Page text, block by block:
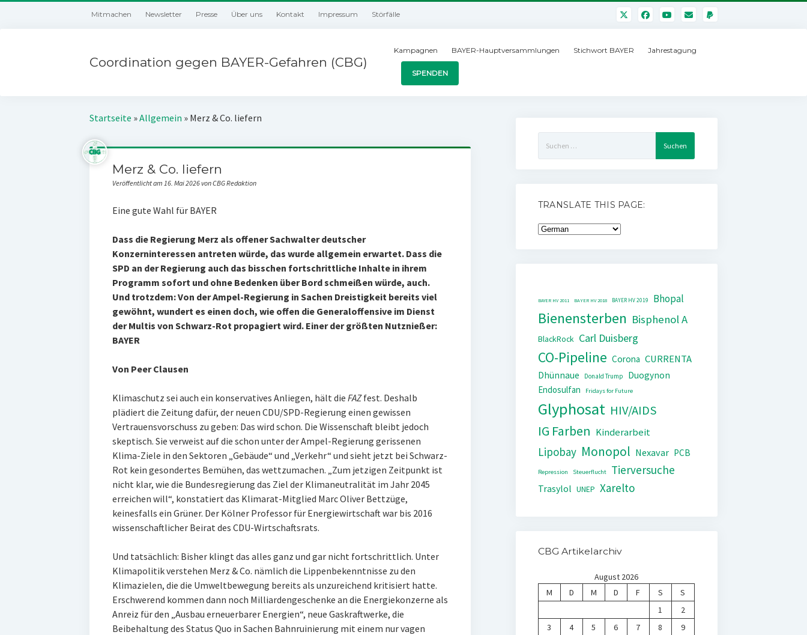
Mitmachen Newsletter Presse Über uns Kontakt Impressum Störfälle
Coordination gegen BAYER-Gefahren (CBG)
Kampagnen BAYER-Hauptversammlungen Stichwort BAYER Jahrestagung
SPENDEN
Startseite »Allgemein » Merz & Co. liefern
Merz & Co. liefern
Veröffentlicht am 16. Mai 2026 von CBG Redaktion
Eine gute Wahl für BAYER
Dass die Regierung Merz als offener Sachwalter deutscher
Konzerninteressen antreten würde, das wurde allgemein erwartet. Dass die
SPD an der Regierung auch das bisschen fortschrittliche Inhalte in ihrem
Programm sofort und ohne Bedenken über Bord schmeißen würde, auch.
Und trotzdem: Von der Ampel-Regierung in Sachen Dreistigkeit bereits viel
gewöhnt, wundert es einen doch, wie offen die Generaloffensive im Dienst
der Multis von Schwarz-Rot propagiert wird. Einer der größten Nutznießer:
BAYER
Von Peer Clausen
Klimaschutz sei auch ein konservatives Anliegen, hält die FAZfest. Deshalb
plädiert die Zeitung dafür, der neuen CDU/SPD-Regierung einen gewissen
Vertrauensvorschuss zu geben: Das wird schon. Die Wissenschaft bleibt jedoch
skeptisch. Sie verweist auf die schon unter der Ampel-Regierung gerissenen
Klima-Ziele in den Sektoren „Gebäude“ und „Verkehr“ und sieht jetzt bei Schwarz-
Rot kein gesondertes Bemühen, das wettzumachen. „Zum jetzigen Zeitpunkt ist
nicht klar, wie die Bundesregierung das Ziel der Klimaneutralität im Jahr 2045
erreichen will“, konstatiert das Klimarat-Mitglied Marc Oliver Bettzüge,
keinesfalls ein Grüner. Der Kölner Professor für Energiewirtschaft war bis 2016
wissenschaftlicher Beirat des CDU-Wirtschaftsrats.
Und tatsächlich: Bisher klingt das alles ganz und gar nicht fortschrittlich. Unter
Klimapolitik verstehen Merz & Co. nämlich die Lippenbekenntnisse zu den
Klimazielen, die die Umweltbewegung bereits als unzureichend kritisiert hatte.
Erschwerend kommen dann noch Milliardengeschenke an die Energiekonzerne als
Anreiz für den „Ausbau erneuerbarer Energien“, neue Gaskraftwerke, die
Beibehaltung des Status Quo in Sachen Bahnruinierung mit einem nur vagen
nach:
TRANSLATE THIS PAGE:
BAYER HV 2011 BAYER HV 2018 BAYER HV 2019 Bhopal
Bienensterben Bisphenol A
BlackRock Carl Duisberg
CO-Pipeline Corona CURRENTA
Dhünnaue Donald Trump
Duogynon
Endosulfan
Fridays for Future
Glyphosat HIV/AIDS
IG Farben Kinderarbeit
Lipobay Monopol Nexavar PCB
Repression Steuerflucht Tierversuche
Trasylol UNEP Xarelto
CBG Artikelarchiv
August 2026
M
D M D F S
S
1
2
3
4 5 6 7 8
9